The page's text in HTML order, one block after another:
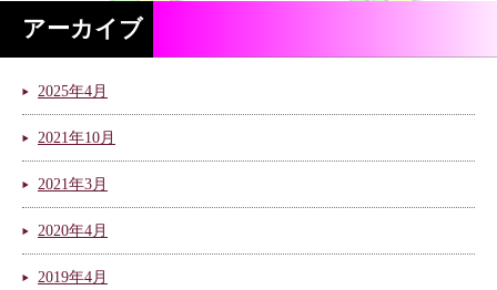
アーカイブ
2025年4月
2021年10月
2021年3月
2020年4月
2019年4月